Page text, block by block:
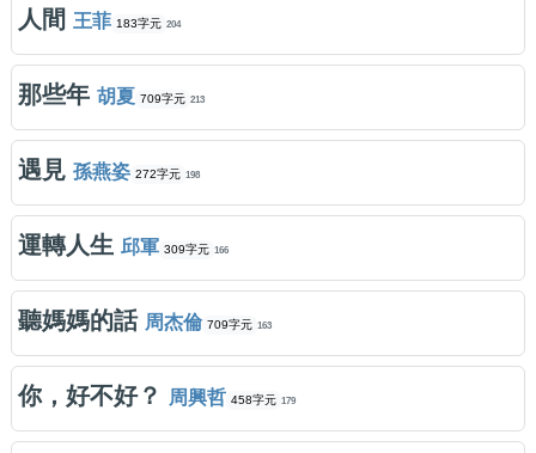
人間 王菲 183字元 204
那些年 胡夏 709字元 213
遇見 孫燕姿 272字元 198
運轉人生 邱軍 309字元 166
聽媽媽的話 周杰倫 709字元 163
你，好不好？ 周興哲 458字元 179